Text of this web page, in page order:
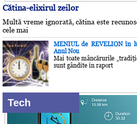
Cătina-elixirul zeilor
Multă vreme ignorată, cătina este
cele mai
MENIUL de REVELION în
Anul Nou
Mai toate mâncărurile
sunt gândite în raport
Tech